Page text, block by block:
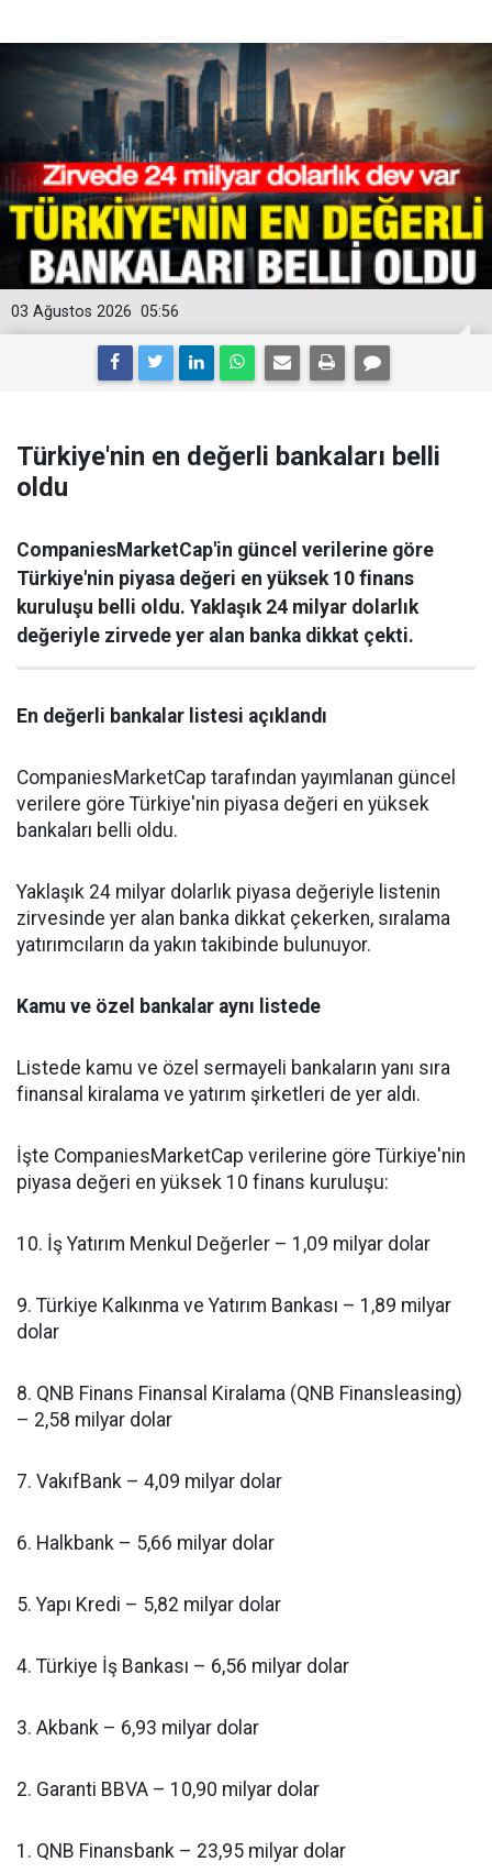
05:56
03 Ağustos 2026
Türkiye'nin en değerli bankaları belli
oldu
CompaniesMarketCap'in güncel verilerine göre
Türkiye'nin piyasa değeri en yüksek 10 finans
kuruluşu belli oldu. Yaklaşık 24 milyar dolarlık
değeriyle zirvede yer alan banka dikkat çekti.
En değerli bankalar listesi açıklandı
CompaniesMarketCap tarafından yayımlanan güncel
verilere göre Türkiye'nin piyasa değeri en yüksek
bankaları belli oldu.
Yaklaşık 24 milyar dolarlık piyasa değeriyle listenin
zirvesinde yer alan banka dikkat çekerken, sıralama
yatırımcıların da yakın takibinde bulunuyor.
Kamu ve özel bankalar aynı listede
Listede kamu ve özel sermayeli bankaların yanı sıra
finansal kiralama ve yatırım şirketleri de yer aldı.
İşte CompaniesMarketCap verilerine göre Türkiye'nin
piyasa değeri en yüksek 10 finans kuruluşu:
10. İş Yatırım Menkul Değerler – 1,09 milyar dolar
9. Türkiye Kalkınma ve Yatırım Bankası – 1,89 milyar
dolar
8. QNB Finans Finansal Kiralama (QNB Finansleasing)
– 2,58 milyar dolar
7. VakıfBank – 4,09 milyar dolar
6. Halkbank – 5,66 milyar dolar
5. Yapı Kredi – 5,82 milyar dolar
4. Türkiye İş Bankası – 6,56 milyar dolar
3. Akbank – 6,93 milyar dolar
2. Garanti BBVA – 10,90 milyar dolar
1. QNB Finansbank – 23,95 milyar dolar